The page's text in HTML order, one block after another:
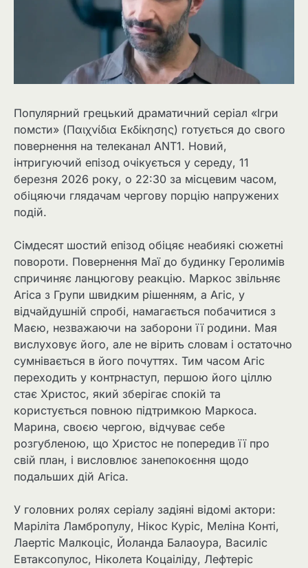
Популярний грецький драматичний серіал «Ігри
помсти» (Παιχνίδια Εκδίκησης) готується до свого
повернення на телеканал ANT1. Новий,
інтригуючий епізод очікується у середу, 11
березня 2026 року, о 22:30 за місцевим часом,
обіцяючи глядачам чергову порцію напружених
подій.
Сімдесят шостий епізод обіцяє неабиякі сюжетні
повороти. Повернення Маї до будинку Геролимів
спричиняє ланцюгову реакцію. Маркос звільняє
Агіса з Групи швидким рішенням, а Агіс, у
відчайдушній спробі, намагається побачитися з
Маєю, незважаючи на заборони її родини. Мая
вислуховує його, але не вірить словам і остаточно
сумнівається в його почуттях. Тим часом Агіс
переходить у контрнаступ, першою його ціллю
стає Христос, який зберігає спокій та
користується повною підтримкою Маркоса.
Марина, своєю чергою, відчуває себе
розгубленою, що Христос не попередив її про
свій план, і висловлює занепокоєння щодо
подальших дій Агіса.
У головних ролях серіалу задіяні відомі актори:
Маріліта Ламбропулу, Нікос Куріс, Меліна Конті,
Лаертіс Малкоціс, Йоланда Балаоура, Василіс
Евтаксопулос, Ніколета Коцаіліду, Лефтеріс